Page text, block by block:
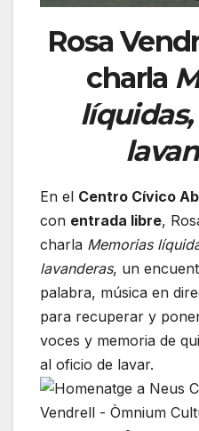
Rosa
charla
En el Centro Cívico
con entrada libre,
charla Memorias
lavanderas, un
palabra, música en
para recuperar y
voces y memoria de
al oficio de lavar.